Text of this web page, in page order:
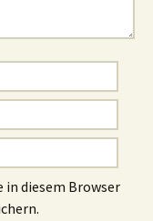
in diesem Browser